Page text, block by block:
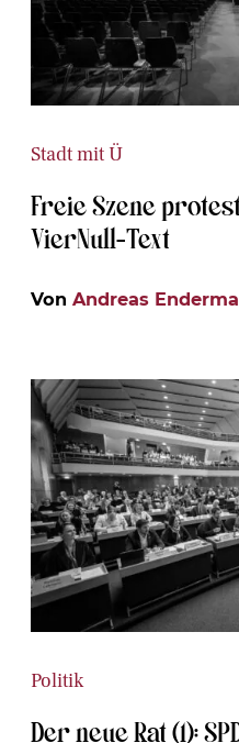
Stadt mit Ü
Freie Szene
VierNull-Text
Von Andreas
Politik
Der neue Rat (1):